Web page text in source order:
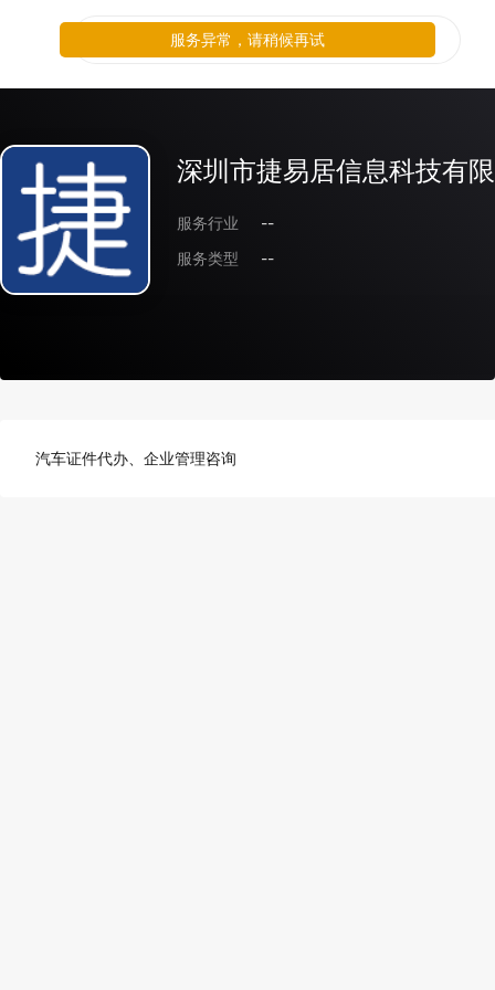
深圳市捷易居信息科技有
服务行业
--
服务类型
--
汽车证件代办、企业管理咨询
服务异常，请稍候再试